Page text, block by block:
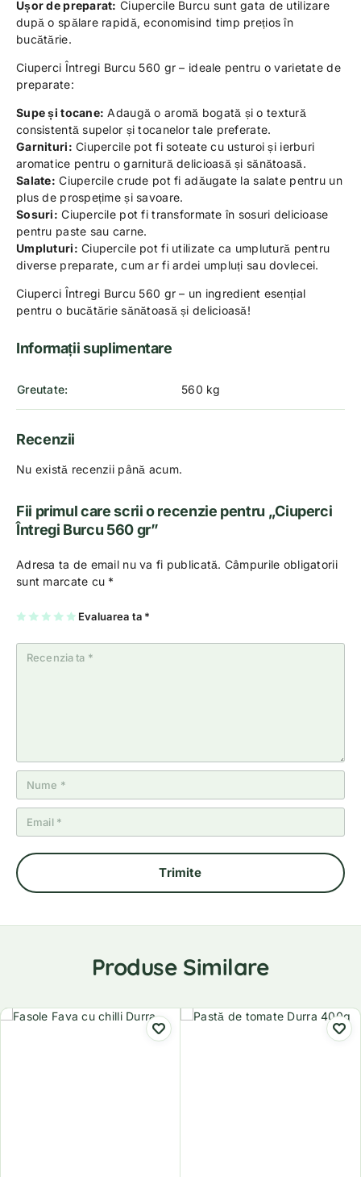
Ușor de preparat: Ciupercile Burcu sunt gata de utilizare
după o spălare rapidă, economisind timp prețios în
bucătărie.
Ciuperci Întregi Burcu 560 gr – ideale pentru o varietate de
preparate:
Supe și tocane: Adaugă o aromă bogată și o textură
consistentă supelor și tocanelor tale preferate.
Garnituri: Ciupercile pot fi soteate cu usturoi și ierburi
aromatice pentru o garnitură delicioasă și sănătoasă.
Salate: Ciupercile crude pot fi adăugate la salate pentru un
plus de prospețime și savoare.
Sosuri: Ciupercile pot fi transformate în sosuri delicioase
pentru paste sau carne.
Umpluturi: Ciupercile pot fi utilizate ca umplutură pentru
diverse preparate, cum ar fi ardei umpluți sau dovlecei.
Ciuperci Întregi Burcu 560 gr – un ingredient esențial
pentru o bucătărie sănătoasă și delicioasă!
Informații suplimentare
Greutate 560 kg
Recenzii
Nu există recenzii până acum.
Fii primul care scrii o recenzie pentru „Ciuperci
Întregi Burcu 560 gr”
Adresa ta de email nu va fi publicată. Câmpurile obligatorii
sunt marcate cu *
Evaluarea ta *
U
n
2
5
st
el
3
5
st
el
4
5
st
el
5
5
st
el
Produse Similare